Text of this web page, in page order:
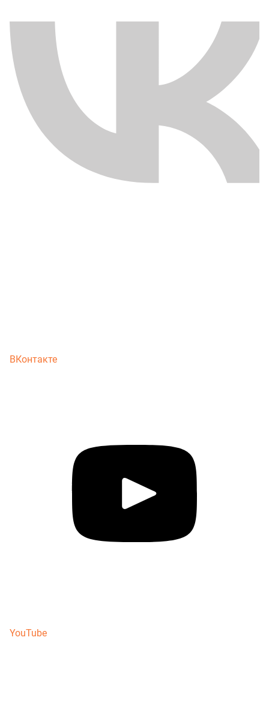
ВКонтакте
YouTube